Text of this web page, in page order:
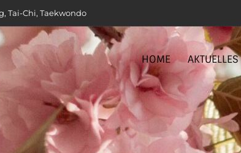
Tai-Chi, Taekwondo
HOME AKTUELLES